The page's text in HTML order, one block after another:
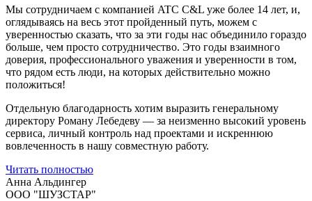
Мы сотрудничаем с компанией ATC C&L уже более 14 лет, и,
оглядываясь на весь этот пройденный путь, можем с
уверенностью сказать, что за эти годы нас объединило гораздо
больше, чем просто сотрудничество. Это годы взаимного
доверия, профессионального уважения и уверенности в том,
что рядом есть люди, на которых действительно можно
положиться!
Отдельную благодарность хотим выразить генеральному
директору Роману Лебедеву — за неизменно высокий уровень
сервиса, личный контроль над проектами и искреннюю
вовлеченность в нашу совместную работу.
Читать полностью
Анна Альдингер
ООО "ШУЗСТАР"